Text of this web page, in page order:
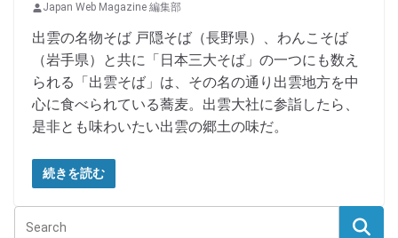
Japan Web Magazine 編集部
出雲の名物そば 戸隠そば（長野県）、わんこそば
（岩手県）と共に「日本三大そば」の一つにも数え
られる「出雲そば」は、その名の通り出雲地方を中
心に食べられている蕎麦。出雲大社に参詣したら、
是非とも味わいたい出雲の郷土の味だ。
続きを読む